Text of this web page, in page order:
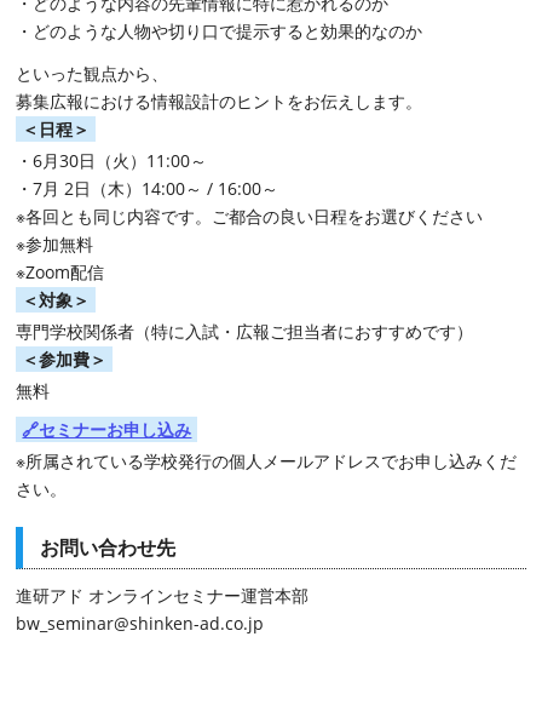
・どのような人物や切り口で提示すると効果的なのか
といった観点から、
募集広報における情報設計のヒントをお伝えします。
＜日程＞
・6月30日（火） 11:00～
・7月 2日（木） 14:00～ / 16:00～
※各回とも同じ内容です。ご都合の良い日程をお選びください
※参加無料
※Zoom配信
＜対象＞
専門学校関係者（特に入試・広報ご担当者におすすめです）
＜参加費＞
無料
🔗セミナーお申し込み
※所属されている学校発行の個人メールアドレスでお申し込みくだ
さい。
お問い合わせ先
進研アド オンラインセミナー運営本部
bw_seminar@shinken-ad.co.jp